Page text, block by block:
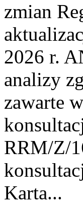
zmian
2026 r.
analizy
zawarte
RRM/Z/
Karta...